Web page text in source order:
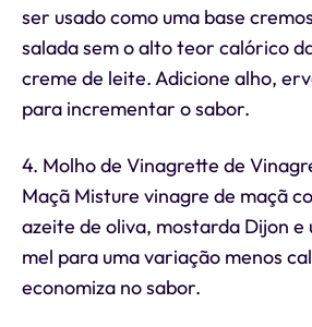
ser usado como uma base
salada sem o alto teor calórico
creme de leite. Adicione alho,
para incrementar o sabor.
4. Molho de Vinagrette de
Maçã Misture vinagre de maçã
azeite de oliva, mostarda Dijon e
mel para uma variação menos
economiza no sabor.